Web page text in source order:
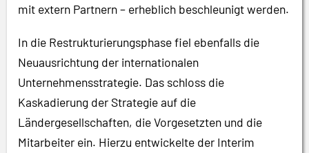
mit extern Partnern – erheblich beschleunigt werden.
In die Restrukturierungsphase fiel ebenfalls die
Neuausrichtung der internationalen
Unternehmensstrategie. Das schloss die
Kaskadierung der Strategie auf die
Ländergesellschaften, die Vorgesetzten und die
Mitarbeiter ein. Hierzu entwickelte der Interim